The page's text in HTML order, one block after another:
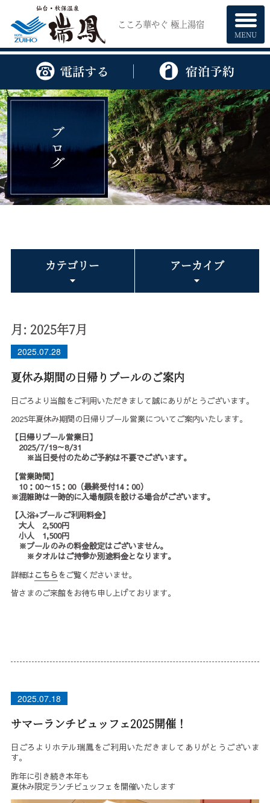
こころ華やぐ 極上湯宿
MENU
カテゴリー アーカイブ
月: 2025年7月
2025.07.28
夏休み期間の日帰りプールのご案内
日ごろより当館をご利用いただきまして誠にありがとうございます。
2025年夏休み期間の日帰りプール営業についてご案内いたします。
【日帰りプール営業日】
2025/7/19～8/31
※当日受付のためご予約は不要でございます。
【営業時間】
10：00～15：00（最終受付14：00）
※混雑時は一時的に入場制限を設ける場合がございます。
【入浴+プールご利用料金】
大人 2,500円
小人 1,500円
※プールのみの料金設定はございません。
※タオルはご持参か別途料金となります。
詳細はこちらをご覧くださいませ。
皆さまのご来館をお待ち申し上げております。
2025.07.18
サマーランチビュッフェ2025開催！
日ごろよりホテル瑞鳳をご利用いただきましてありがとうございま
す。
昨年に引き続き本年も
夏休み限定ランチビュッフェを開催いたします